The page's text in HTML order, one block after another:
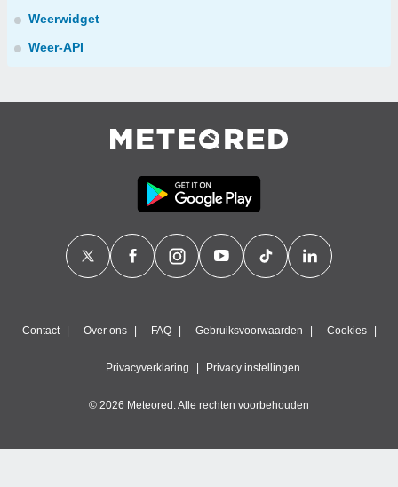
Weerwidget
Weer-API
Contact Over ons FAQ Gebruiksvoorwaarden Cookies
Privacyverklaring Privacy instellingen
© 2026 Meteored. Alle rechten voorbehouden